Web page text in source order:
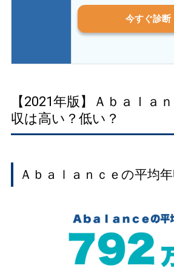
今すぐ診断
【2021年版】Ａｂａｌａ
収は高い？低い？
Ａｂａｌａｎｃｅの平均